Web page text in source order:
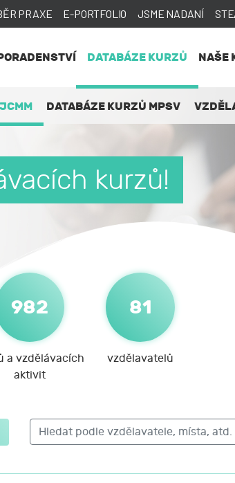
PRAXE E-PORTFOLIO JSME NADANÍ
DATABÁZE KURZŮ
DATABÁZE KURZŮ MPSV
NAŠE
kurzů!
982
a vzdělávacích
aktivit
81
vzdělavatelů